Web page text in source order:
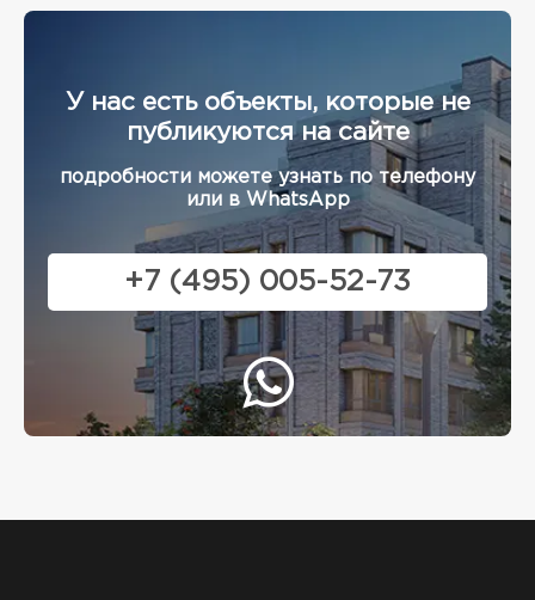
У нас есть объекты, которые не
публикуются на сайте
подробности можете узнать по телефону
или в WhatsApp
+7 (495) 005-52-73